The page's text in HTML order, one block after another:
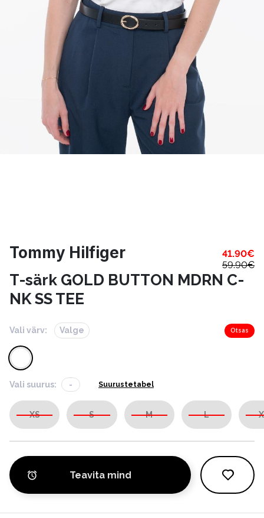
Tommy Hilfiger 41.90€
59.90€
T-särk GOLD BUTTON MDRN C-
NK SS TEE
Vali värv: Valge Otsas
Vali suurus: - Suurustetabel
XS S M L
Teavita mind